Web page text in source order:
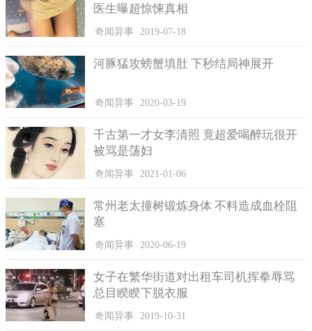
考虑到特殊情况，假如真的需要出门，而兑换券已经用完的
情况下，依旧是可以出村的，然而回村后需要进行义务劳动来兑
所有需要兑换的奖励物品等到这次肺炎结束后才正式登记派送。
而在附近不远的新庞庄，同样也实行了这种制服，但是唯一
有区别的是该村庄的周期比由里村的多一天，并且每户得到的兑
医生曝超惊悚真相
奇闻异事 2019-07-18
河豚猛攻螃蟹填肚 下秒结局神展开
奇闻异事 2020-03-19
千古第一才女李清照 竟超爱喝醉玩很开
被骂是荡妇
奇闻异事 2021-01-06
常州老太撞树锻炼身体 不料造成血栓阻
塞
奇闻异事 2020-06-19
女子在繁华街道对出租车司机挥拳辱骂
总目睽睽下脱衣服
奇闻异事 2019-10-31